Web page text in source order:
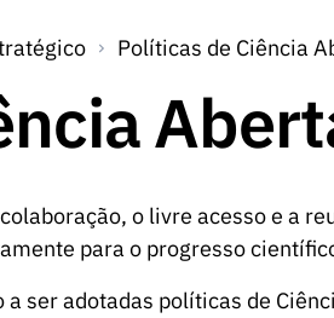
Políticas de Ciência
o livre acesso e a
para o progresso
ser adotadas políticas de